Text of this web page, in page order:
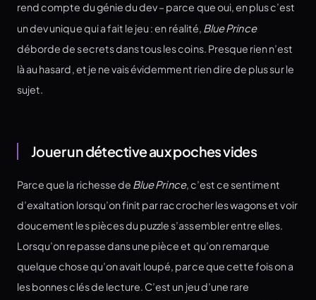
rend compte du génie du dev – parce que oui, en plus c’est
un dev unique qui a fait le jeu : en réalité, Blue Prince
déborde de secrets dans tous les coins. Presque rien n’est
là au hasard, et je ne vais évidemment rien dire de plus sur le
sujet.
Jouer un détective aux poches vides
Parce que la richesse de Blue Prince, c’est ce sentiment
d’exaltation lorsqu’on finit par raccrocher les wagons et voir
doucement les pièces du puzzle s’assembler entre elles.
Lorsqu’on repasse dans une pièce et qu’on remarque
quelque chose qu’on avait loupé, parce que cette fois on a
les bonnes clés de lecture. C’est un jeu d’une rare